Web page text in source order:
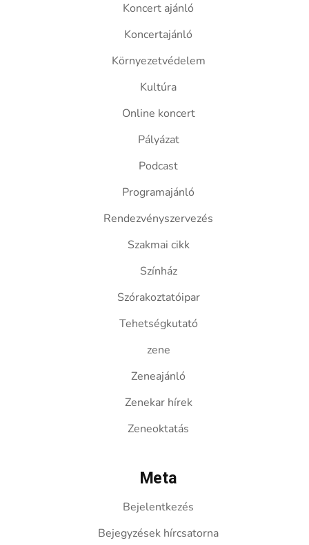
Koncert ajánló
Koncertajánló
Környezetvédelem
Kultúra
Online koncert
Pályázat
Podcast
Programajánló
Rendezvényszervezés
Szakmai cikk
Színház
Szórakoztatóipar
Tehetségkutató
zene
Zeneajánló
Zenekar hírek
Zeneoktatás
Meta
Bejelentkezés
Bejegyzések hírcsatorna